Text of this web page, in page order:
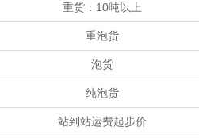
重货：10吨以上
重泡货
泡货
纯泡货
站到站运费起步价